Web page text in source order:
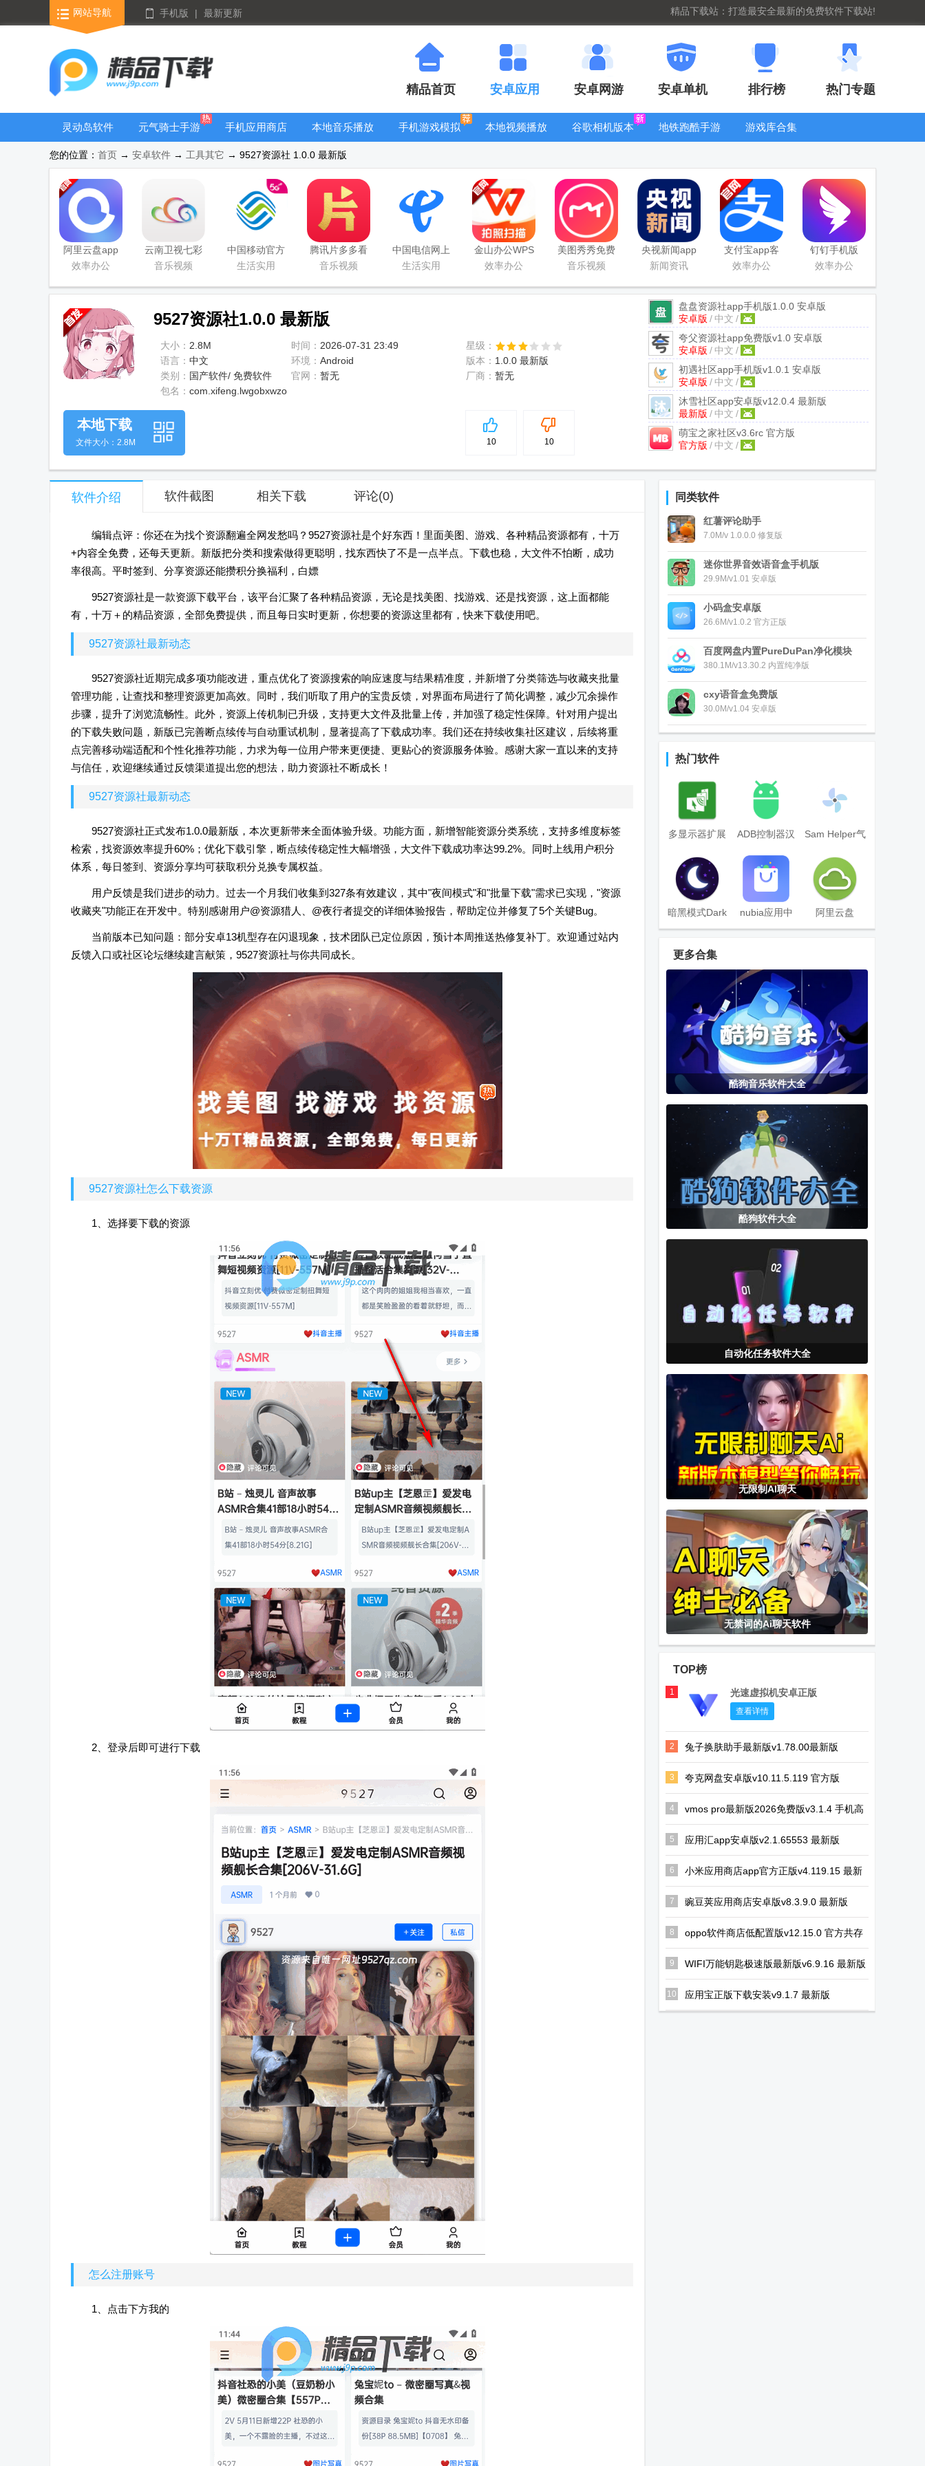
网站导航 手机版 | 最新更新 精品下载站：打造最安全最新的免费软件下载站!
精品首页 安卓应用 安卓网游 安卓单机 排行榜 热门专题
灵动岛软件
元气骑士手游
手机应用商店
本地音乐播放
器
手机游戏模拟
本地视频播放
谷歌相机版本
地铁跑酷手游
游戏库合集
看器
您的位置： 首页 → 安卓软件 → 工具其它 → 9527资源社 1.0.0 最新版
阿里云盘app
官方版
效率办公
云南卫视七彩
云端app
音乐视频
中国移动官方
营业厅
生活实用
腾讯片多多看
剧官方正版
音乐视频
中国电信网上
营业厅
生活实用
金山办公WPS
Office手机官
效率办公
美图秀秀免费
无限制vip版
音乐视频
央视新闻app
移动版客户端
新闻资讯
支付宝app客
户端
效率办公
钉钉手机版
app
效率办公
9527资源社1.0.0 最新版
大小： 2.8M 时间： 2026-07-31 23:49
星级：
语言： 中文 环境： Android 版本： 1.0.0 最新版
类别： 国产软件/ 免费软件 官网： 暂无 厂商： 暂无
包名： com.xifeng.lwgobxwzo
盘盘资源社app手机版1.0.0 安卓版
安卓版 / 中文 /
夸父资源社app免费版v1.0 安卓版
安卓版 / 中文 /
初遇社区app手机版v1.0.1 安卓版
安卓版 / 中文 /
沐雪社区app安卓版v12.0.4 最新版
最新版 / 中文 /
萌宝之家社区v3.6rc 官方版
官方版 / 中文 /
5
10 10
本地下载
文件大小：2.8M
软件介绍 软件截图 相关下载 评论(0)
编辑点评：你还在为找个资源翻遍全网发愁吗？9527资源社是个好东西！里面美图、游戏、各种精品资源都有，十万
+内容全免费，还每天更新。新版把分类和搜索做得更聪明，找东西快了不是一点半点。下载也稳，大文件不怕断，成功
率很高。平时签到、分享资源还能攒积分换福利，白嫖
9527资源社是一款资源下载平台，该平台汇聚了各种精品资源，无论是找美图、找游戏、还是找资源，这上面都能
有，十万＋的精品资源，全部免费提供，而且每日实时更新，你想要的资源这里都有，快来下载使用吧。
9527资源社最新动态
9527资源社近期完成多项功能改进，重点优化了资源搜索的响应速度与结果精准度，并新增了分类筛选与收藏夹批量
管理功能，让查找和整理资源更加高效。同时，我们听取了用户的宝贵反馈，对界面布局进行了简化调整，减少冗余操作
步骤，提升了浏览流畅性。此外，资源上传机制已升级，支持更大文件及批量上传，并加强了稳定性保障。针对用户提出
的下载失败问题，新版已完善断点续传与自动重试机制，显著提高了下载成功率。我们还在持续收集社区建议，后续将重
点完善移动端适配和个性化推荐功能，力求为每一位用户带来更便捷、更贴心的资源服务体验。感谢大家一直以来的支持
与信任，欢迎继续通过反馈渠道提出您的想法，助力资源社不断成长！
9527资源社最新动态
9527资源社正式发布1.0.0最新版，本次更新带来全面体验升级。功能方面，新增智能资源分类系统，支持多维度标签
检索，找资源效率提升60%；优化下载引擎，断点续传稳定性大幅增强，大文件下载成功率达99.2%。同时上线用户积分
体系，每日签到、资源分享均可获取积分兑换专属权益。
用户反馈是我们进步的动力。过去一个月我们收集到327条有效建议，其中"夜间模式"和"批量下载"需求已实现，"资源
收藏夹"功能正在开发中。特别感谢用户@资源猎人、@夜行者提交的详细体验报告，帮助定位并修复了5个关键Bug。
当前版本已知问题：部分安卓13机型存在闪退现象，技术团队已定位原因，预计本周推送热修复补丁。欢迎通过站内
反馈入口或社区论坛继续建言献策，9527资源社与你共同成长。
9527资源社怎么下载资源
1、选择要下载的资源
2、登录后即可进行下载
怎么注册账号
1、点击下方我的
同类软件
红薯评论助手
7.0M/v 1.0.0.0 修复版
迷你世界音效语音盒手机版
29.9M/v1.01 安卓版
小码盒安卓版
26.6M/v1.0.2 官方正版
百度网盘内置PureDuPan净化模块
380.1M/v13.30.2 内置纯净版
cxy语音盒免费版
30.0M/v1.04 安卓版
热门软件
多显示器扩展
屏幕设置工具
(spacedesk)
ADB控制器汉
化版
Sam Helper气
官方版
暗黑模式Dark
Mode应用
nubia应用中
心app官方版
阿里云盘
Webdav安卓
大师兄影视TV
版免费版
Edge Canary
手机浏览器
Dr.Fone数据
恢复手机版
高德地图魔改
速港澳台
百度地图汽车
版公众版
开源相机
Open Camera
最新版本
三年级上册下
册英语人教版
Ko工具箱apk
官方版
Magisk隐藏
星辰影院TV电
视版
漫画堂app手
更多合集
酷狗音乐软件大全
酷狗软件大全
自动化任务软件大全
无限制AI聊天
无禁词的Ai聊天软件
TOP榜
1 光速虚拟机安卓正版
查看详情
2 兔子换肤助手最新版v1.78.00最新版
3 夸克网盘安卓版v10.11.5.119 官方版
4
vmos pro最新版2026免费版v3.1.4 手机高
级会员版
5 应用汇app安卓版v2.1.65553 最新版
6
小米应用商店app官方正版v4.119.15 最新
版
7 豌豆荚应用商店安卓版v8.3.9.0 最新版
8
oppo软件商店低配置版v12.15.0 官方共存
版
9 WIFI万能钥匙极速版最新版v6.9.16 最新版
10 应用宝正版下载安装v9.1.7 最新版